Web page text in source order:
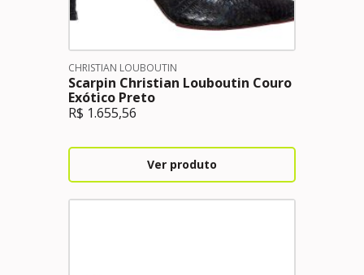
CHRISTIAN LOUBOUTIN
Scarpin Christian Louboutin Couro
Exótico Preto
R$ 1.655,56
Ver produto